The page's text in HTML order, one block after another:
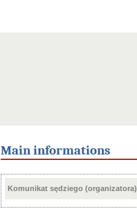
Main informations
Komunikat sędziego (organizatora)